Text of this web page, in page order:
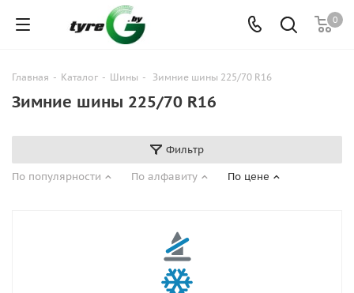
0
Главная - Каталог - Шины - Зимние шины 225/70 R16
Зимние шины 225/70 R16
Фильтр
По популярности
По алфавиту По цене